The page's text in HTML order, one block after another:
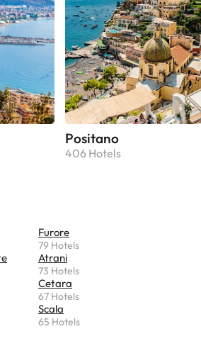
Positano
406 Hotels
Furore
79 Hotels
Atrani
73 Hotels
Cetara
67 Hotels
Scala
65 Hotels